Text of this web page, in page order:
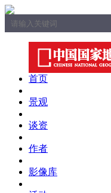
首页
景观
谈资
作者
影像库